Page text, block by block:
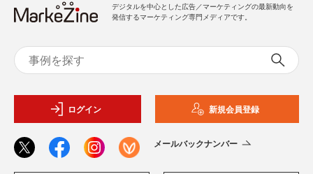
デジタルを中心とした広告／マーケティングの最新動向を
発信するマーケティング専門メディアです。
ログイン 新規会員登録
メールバックナンバー